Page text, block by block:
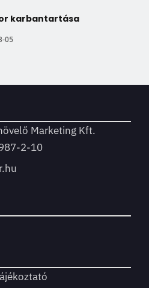
karbantartása
05
Marketing Kft.
2-10